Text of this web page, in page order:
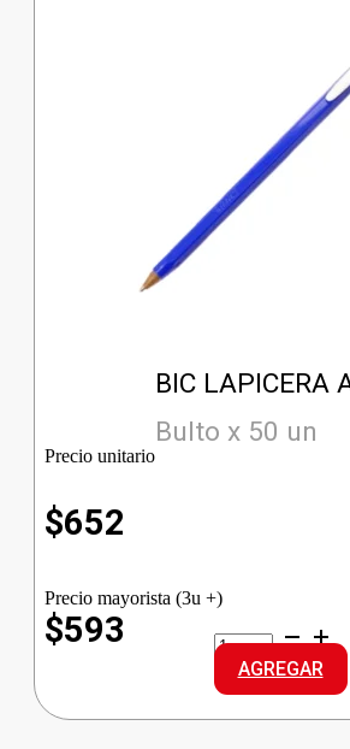
BIC LAPICERA
Bulto x 50 un
Precio unitario
$652
Precio mayorista (3u +)
$593
BIC
LAPICERA
AZUL
cantidad
AGREGAR